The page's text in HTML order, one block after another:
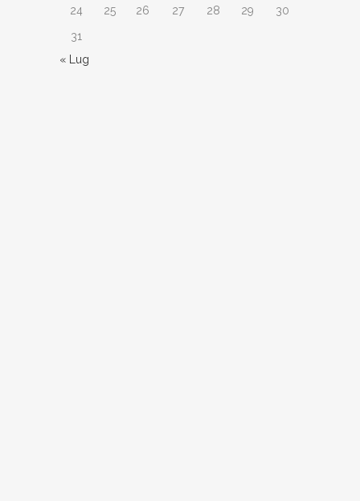
24
25 26 27 28 29
30
31
« Lug